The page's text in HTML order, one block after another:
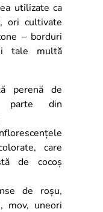
utilizate ca
ori cultivate
– borduri
tale multă
perenă de
parte din
care
de cocoș
de roșu,
mov, uneori